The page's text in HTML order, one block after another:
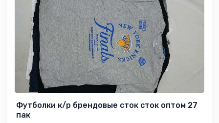
Футболки к/р брендовые сток сток оптом 27
пак